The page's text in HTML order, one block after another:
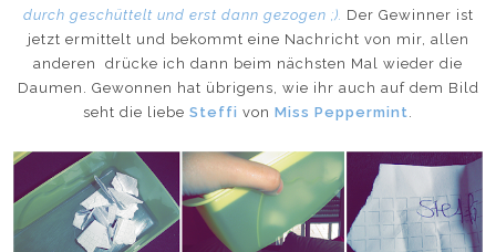
durch geschüttelt und erst dann gezogen ;). Der Gewinner ist
jetzt ermittelt und bekommt eine Nachricht von mir, allen
anderen drücke ich dann beim nächsten Mal wieder die
Daumen. Gewonnen hat übrigens, wie ihr auch auf dem Bild
seht die liebe Steffi von Miss Peppermint